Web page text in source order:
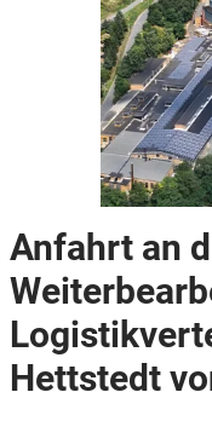
Anfahrt an
Hettstedt